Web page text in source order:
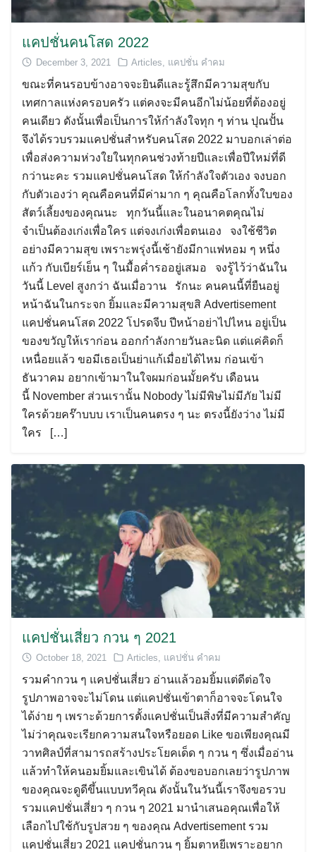
แคปชั่นคนโสด 2022
December 3, 2021 Articles แคปชั่น คำคม
ขณะที่คนรอบข้างอาจจะยินดีและรู้สึกมีความสุขกับ
เทศกาลแห่งครอบครัว แต่คงจะมีคนอีกไม่น้อยที่ต้องอยู่
คนเดียว ดังนั้นเพื่อเป็นการให้กำลังใจทุก ๆ ท่าน ปุณปั้น
จึงได้รวบรวมแคปชั่นสำหรับคนโสด 2022 มาบอกเล่าต่อ
เพื่อส่งความห่วงใยในทุกคนช่วงท้ายปีและเพื่อปีใหม่ที่ดี
กว่านะคะ รวมแคปชั่นคนโสด ให้กำลังใจตัวเอง จงบอก
กับตัวเองว่า คุณคือคนที่มีค่ามาก ๆ คุณคือโลกทั้งใบของ
สัตว์เลี้ยงของคุณนะ ทุกวันนี้และในอนาคตคุณไม่
จำเป็นต้องเก่งเพื่อใคร แต่จงเก่งเพื่อตนเอง จงใช้ชีวิต
อย่างมีความสุข เพราะพรุ่งนี้เช้ายังมีกาแฟหอม ๆ หนึ่ง
แก้ว กับเบียร์เย็น ๆ ในมื้อค่ำรออยู่เสมอ จงรู้ไว้ว่าฉันใน
วันนี้ Level สูงกว่า ฉันเมื่อวาน รักนะ คนคนนี้ที่ยืนอยู่
หน้าฉันในกระจก ยิ้มและมีความสุขสิ Advertisement
แคปชั่นคนโสด 2022 โปรดจีบ ปีหน้าอย่าไปไหน อยู่เป็น
ของขวัญให้เราก่อน ออกกำลังกายวันละนิด แต่แค่คิดก็
เหนื่อยแล้ว ขอมีเธอเป็นย่าแก้เมื่อยได้ไหม ก่อนเข้า
ธันวาคม อยากเข้ามาในใจผมก่อนมั้ยครับ เดือนน
นี้ November ส่วนเรานั้น Nobody ไม่มีพิษไม่มีภัย ไม่มี
ใครด้วยคร๊าบบบ เราเป็นคนตรง ๆ นะ ตรงนี้ยังว่าง ไม่มี
ใคร […]
แคปชั่นเสี่ยว กวน ๆ 2021
October 18, 2021 Articles, แคปชั่น คำคม
รวมคำกวน ๆ แคปชั่นเสี่ยว อ่านแล้วอมยิ้มแต่ดีต่อใจ
รูปภาพอาจจะไม่โดน แต่แคปชั่นเข้าตาก็อาจจะโดนใจ
ได้ง่าย ๆ เพราะด้วยการตั้งแคปชั่นเป็นสิ่งที่มีความสำคัญ
ไม่ว่าคุณจะเรียกความสนใจหรือยอด Like ขอเพียงคุณมี
วาทศิลป์ที่สามารถสร้างประโยคเด็ด ๆ กวน ๆ ซึ่งเมื่ออ่าน
แล้วทำให้คนอมยิ้มและเขินได้ ต้องขอบอกเลยว่ารูปภาพ
ของคุณจะดูดีขึ้นแบบทวีคุณ ดังนั้นในวันนี้เราจึงขอรวบ
รวมแคปชั่นเสี่ยว ๆ กวน ๆ 2021 มานำเสนอคุณเพื่อให้
เลือกไปใช้กับรูปสวย ๆ ของคุณ Advertisement รวม
แคปชั่นเสี่ยว 2021 แคปชั่นกวน ๆ ยิ้มตาหยีเพราะอยาก